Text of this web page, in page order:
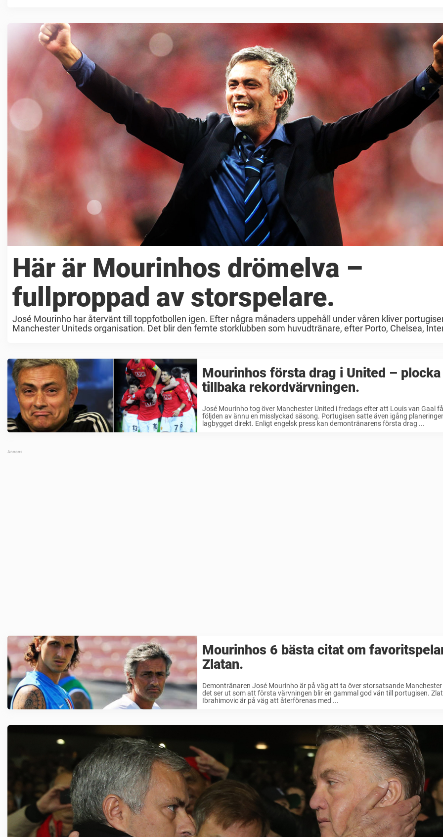
Här är Mourinhos drömelva –
fullproppad av storspelare.
José Mourinho har återvänt till toppfotbollen igen. Efter några månaders uppehåll under våren kliver
Manchester Uniteds organisation. Det blir den femte storklubben som huvudtränare, efter Porto, Chelsea,
Mourinhos första drag i United – plocka
tillbaka rekordvärvningen.
José Mourinho tog över Manchester United i fredags efter att Louis van Gaal
följden av ännu en misslyckad säsong. Portugisen satte även igång
lagbygget direkt. Enligt engelsk press kan demontränarens första drag ...
Mourinhos 6 bästa citat om
Zlatan.
Demontränaren José Mourinho är på väg att ta över storsatsande Manchester
det ser ut som att första värvningen blir en gammal god vän till portugisen.
Ibrahimovic är på väg att återförenas med ...